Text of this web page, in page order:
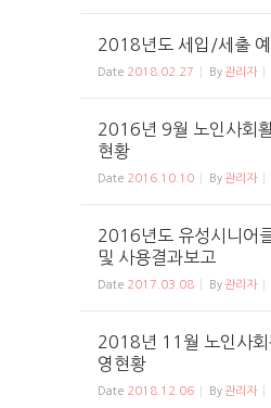
2018년도 세입/세출 예
Date 2018.02.27 By 관리자
2016년 9월 노인사회
현황
Date 2016.10.10 By 관리자
2016년도 유성시니어
및 사용결과보고
Date 2017.03.08 By 관리자
2018년 11월 노인사회
영현황
Date 2018.12.06 By 관리자